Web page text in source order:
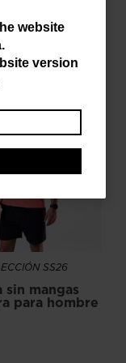
website
.
version
SS26
sin mangas
para hombre